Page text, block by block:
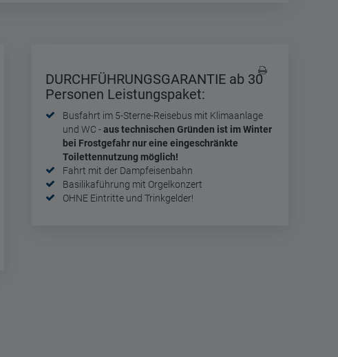
DURCHFÜHRUNGSGARANTIE ab 30
Personen Leistungspaket:
Busfahrt im 5-Sterne-Reisebus mit Klimaanlage
und WC -aus technischen Gründen ist im Winter
bei Frostgefahr nur eine eingeschränkte
Toilettennutzung möglich!
Fahrt mit der Dampfeisenbahn
Basilikaführung mit Orgelkonzert
OHNE Eintritte und Trinkgelder!